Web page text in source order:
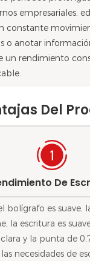
empresariales,
constante
o anotar
un rendimiento
Del
De
bolígrafo es suave,
la escritura es
y la punta de
necesidades de